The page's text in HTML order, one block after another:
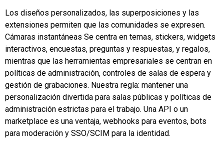
Los diseños personalizados, las superposiciones y las
extensiones permiten que las comunidades se expresen.
Cámaras instantáneas Se centra en temas, stickers, widgets
interactivos, encuestas, preguntas y respuestas, y regalos,
mientras que las herramientas empresariales se centran en
políticas de administración, controles de salas de espera y
gestión de grabaciones. Nuestra regla: mantener una
personalización divertida para salas públicas y políticas de
administración estrictas para el trabajo. Una API o un
marketplace es una ventaja, webhooks para eventos, bots
para moderación y SSO/SCIM para la identidad.